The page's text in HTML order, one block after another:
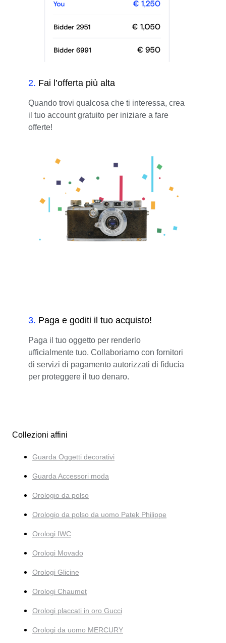
2. Fai l’offerta più alta
Quando trovi qualcosa che ti interessa, crea
il tuo account gratuito per iniziare a fare
offerte!
3. Paga e goditi il tuo acquisto!
Paga il tuo oggetto per renderlo
ufficialmente tuo. Collaboriamo con fornitori
di servizi di pagamento autorizzati di fiducia
per proteggere il tuo denaro.
Collezioni affini
Guarda Oggetti decorativi
Guarda Accessori moda
Orologio da polso
Orologio da polso da uomo Patek Philippe
Orologi IWC
Orologi Movado
Orologi Glicine
Orologi Chaumet
Orologi placcati in oro Gucci
Orologi da uomo MERCURY